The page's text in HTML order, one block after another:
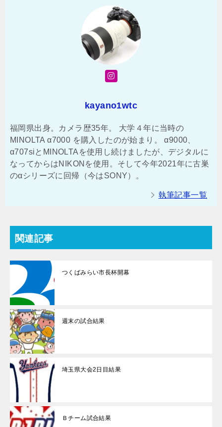
kayano1wtc
福岡県出身。カメラ歴35年。 大学４年に当時の
MINOLTA α7000 を購入したのが始まり。 α9000、
α707siとMINOLTAを使用し続けましたが、デジタルに
なってからはNIKONを使用。そして今年2021年に古巣
のαシリーズに回帰（今はSONY）。
執筆記事一覧
関連記事
つくばみらい市長杯開幕
週末の試合結果
埼玉県大会2日目結果
Ｂチーム試合結果